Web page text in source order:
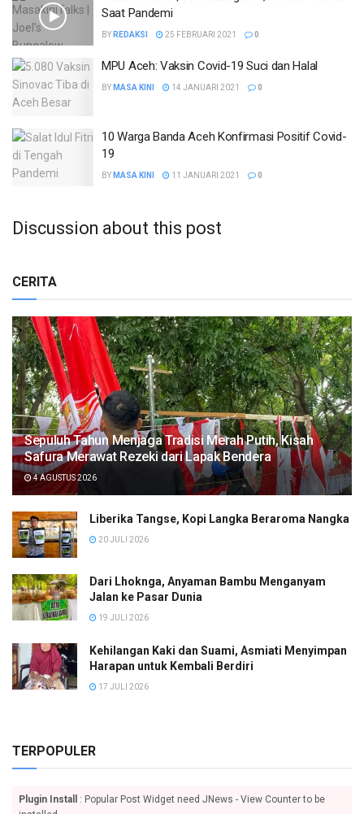
Saat Pandemi
BY REDAKSI 25 FEBRUARI 2021 0
MPU Aceh: Vaksin Covid-19 Suci dan Halal
BY MASA KINI 14 JANUARI 2021 0
10 Warga Banda Aceh Konfirmasi Positif Covid-
19
BY MASA KINI 11 JANUARI 2021 0
Discussion about this post
CERITA
Sepuluh Tahun Menjaga Tradisi Merah Putih, Kisah
Safura Merawat Rezeki dari Lapak Bendera
4 AGUSTUS 2026
Liberika Tangse, Kopi Langka Beraroma Nangka
20 JULI 2026
Dari Lhoknga, Anyaman Bambu Menganyam
Jalan ke Pasar Dunia
19 JULI 2026
Kehilangan Kaki dan Suami, Asmiati Menyimpan
Harapan untuk Kembali Berdiri
17 JULI 2026
TERPOPULER
Plugin Install
: Popular Post Widget need JNews - View Counter to be